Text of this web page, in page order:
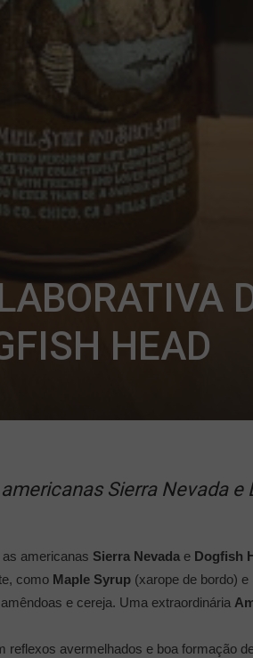
HEAD
Sierra Nevada e
americanas Sierra Nevadae Dogfish
como Maple Syrup(xarope de bordo) e
e cereja. Uma extraordinária
avermelhados e boa formação